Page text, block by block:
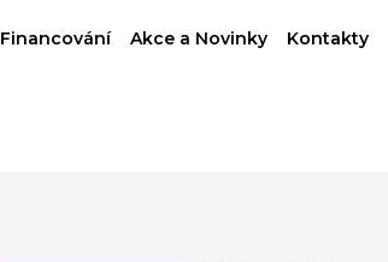
Financování Akce a Novinky Kontakty